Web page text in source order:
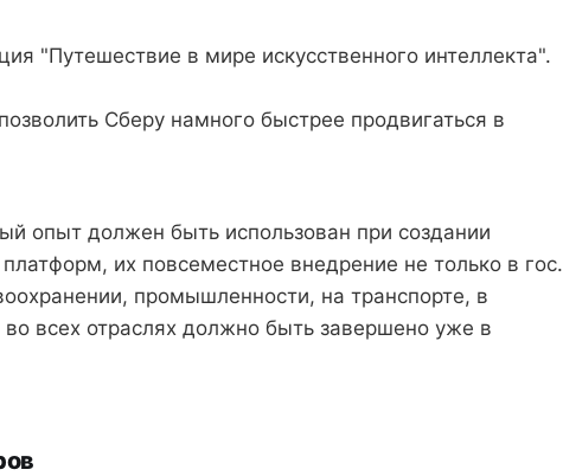
"Путешествие в мире искусственного интеллекта".
Сберу намного быстрее продвигаться в
опыт должен быть использован при создании
их повсеместное внедрение не только в гос.
промышленности, на транспорте, в
во всех отраслях должно быть завершено уже в